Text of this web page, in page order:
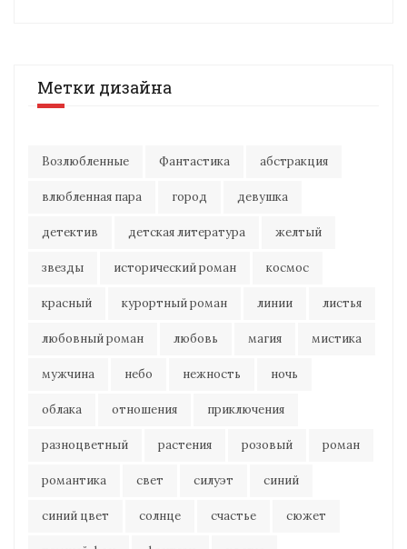
Метки дизайна
Возлюбленные Фантастика абстракция
влюбленная пара город девушка
детектив детская литература желтый
звезды исторический роман космос
красный курортный роман линии листья
любовный роман любовь магия мистика
мужчина небо нежность ночь
облака отношения приключения
разноцветный растения розовый роман
романтика свет силуэт синий
синий цвет солнце счастье сюжет